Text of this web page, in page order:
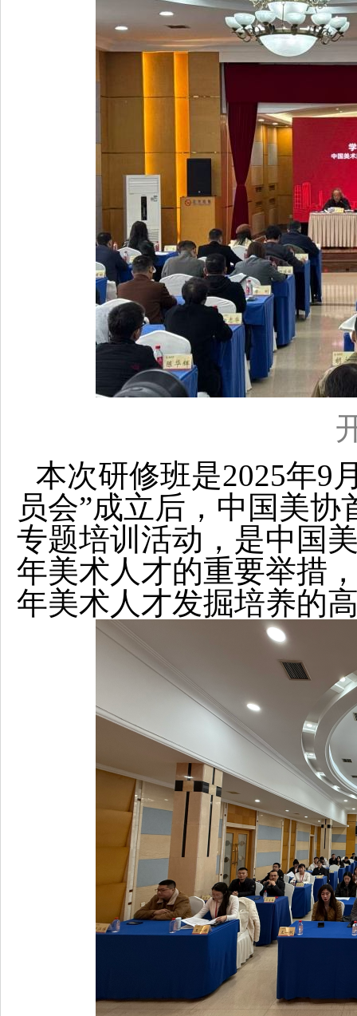
本次研修班是2025年9
员会”成立后，中国美
专题培训活动，是中国
年美术人才的重要举措
年美术人才发掘培养的